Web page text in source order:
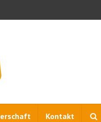
Kontakt